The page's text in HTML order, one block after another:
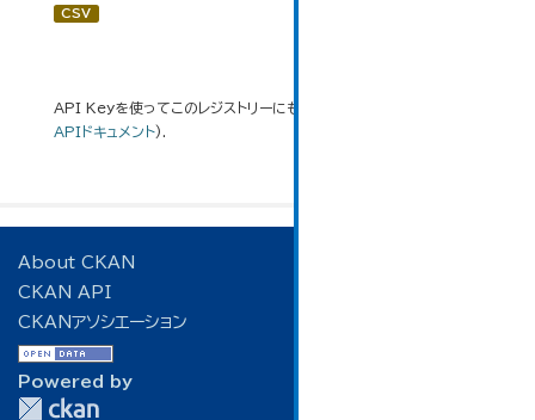
CSV
API Keyを使ってこのレジストリーにもアクセス可能です
APIドキュメント).
About CKAN
CKAN API
CKANアソシエーション
Powered by